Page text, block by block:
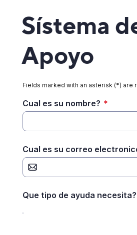
Sístema
Apoyo
Fields marked with an asterisk (*) are
Cual es su nombre? *
Cual es su correo
Que tipo de ayuda necesita?